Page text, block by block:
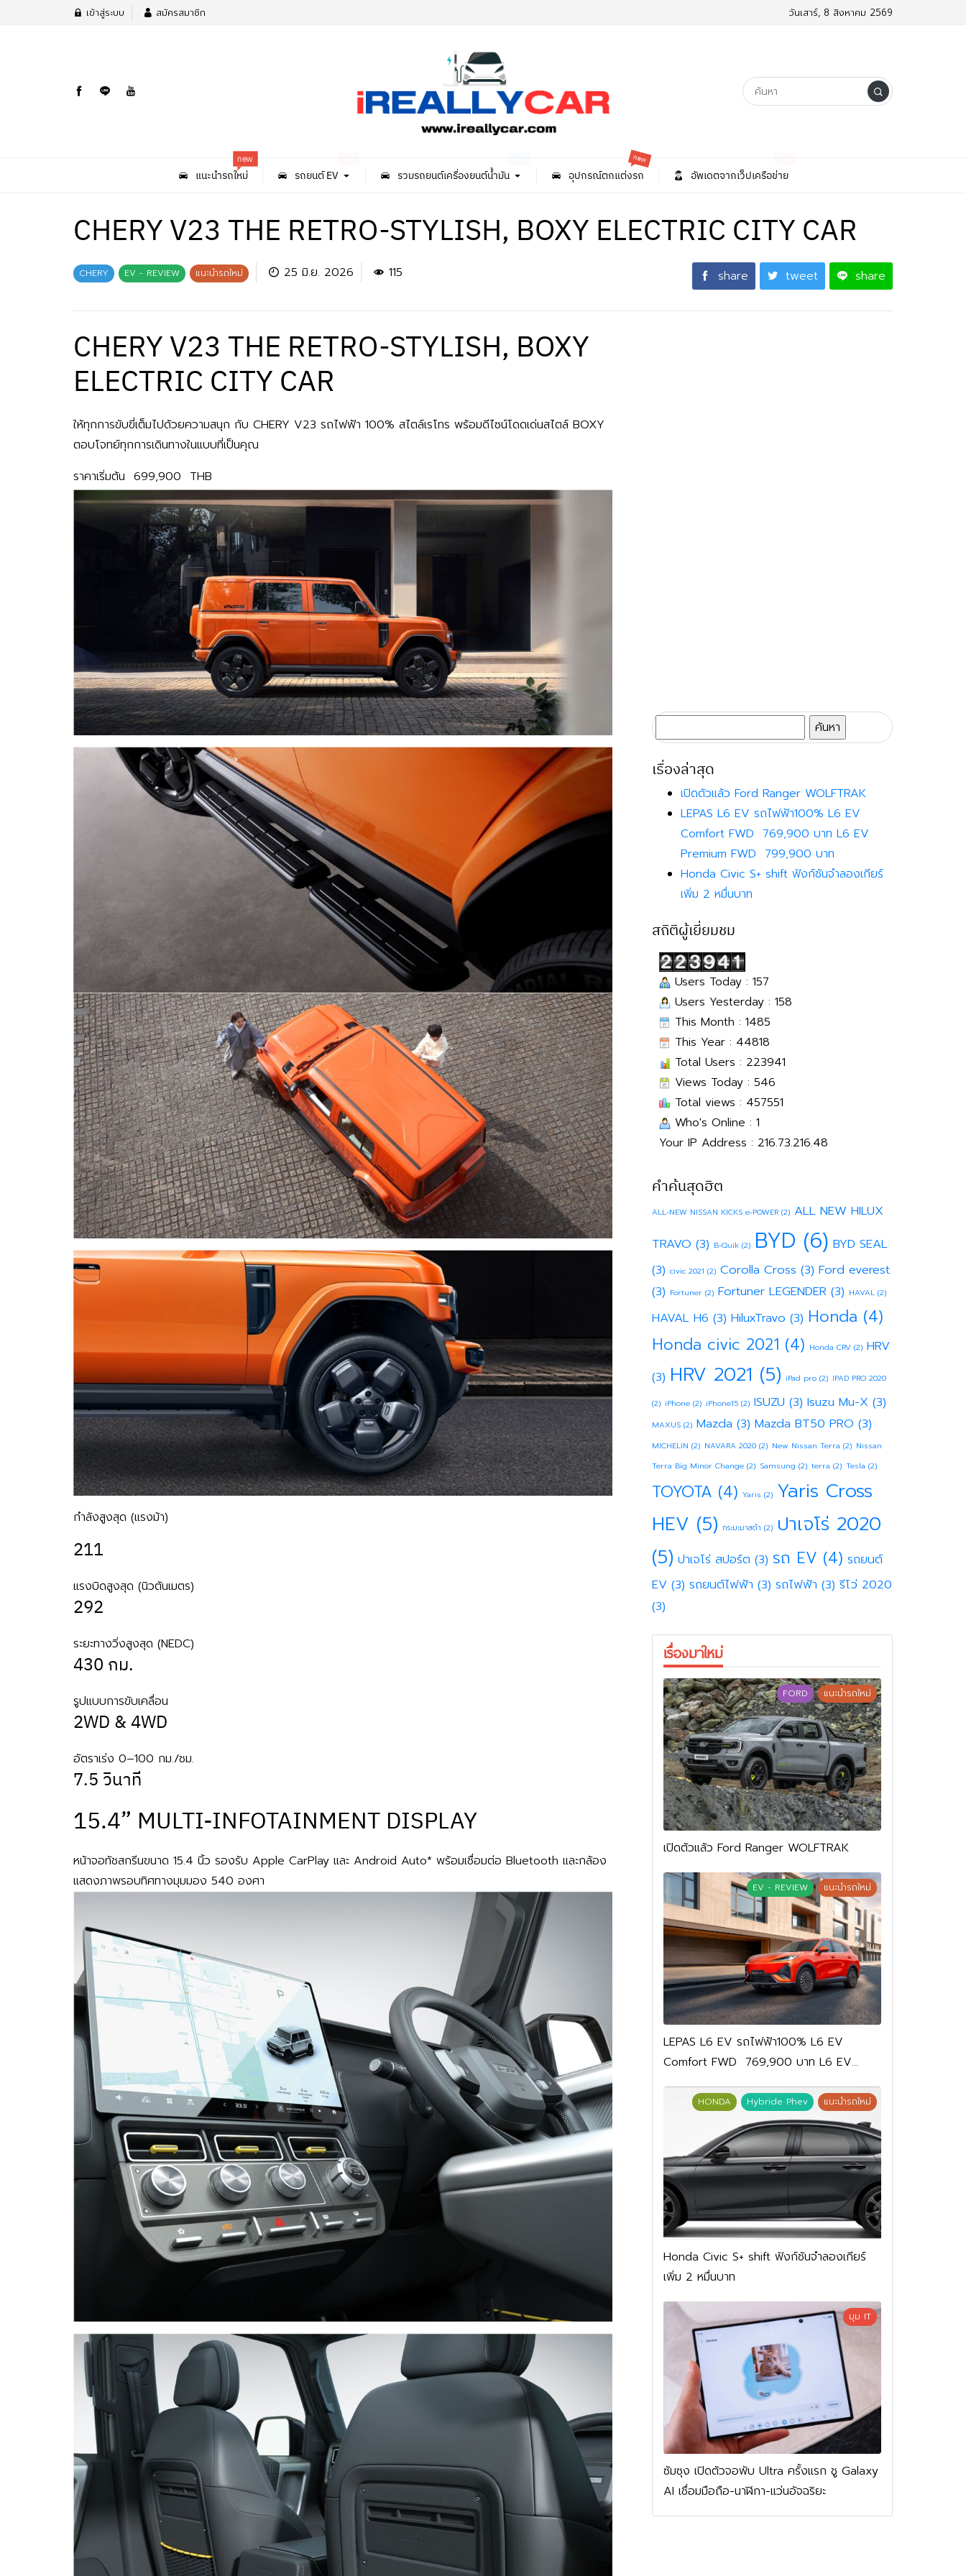
เข้าสู่ระบบ สมัครสมาชิก วันเสาร์, 8 สิงหาคม 2569
แนะนำรถใหม่
new
รถยนต์ EV รวมรถยนต์เครื่องยนต์น้ำมัน อุปกรณ์ตกแต่งรถ
new
อัพเดตจากเว็ปเครือข่าย
CHERY V23 THE RETRO-STYLISH, BOXY ELECTRIC CITY CAR
CHERY EV - REVIEW แนะนำรถใหม่ 25 มิ.ย. 2026 115 share tweet share
CHERY V23 THE RETRO-STYLISH, BOXY
ELECTRIC CITY CAR
ให้ทุกการขับขี่เต็มไปด้วยความสนุก กับ CHERY V23 รถไฟฟ้า 100% สไตล์เรโทร พร้อมดีไซน์โดดเด่นสไตล์ BOXY
ตอบโจทย์ทุกการเดินทางในแบบที่เป็นคุณ
ราคาเริ่มต้น 699,900 THB
กำลังสูงสุด (แรงม้า)
211
แรงบิดสูงสุด (นิวตันเมตร)
292
ระยะทางวิ่งสูงสุด (NEDC)
430 กม.
รูปแบบการขับเคลื่อน​
2WD & 4WD
อัตราเร่ง 0–100 กม./ชม.
7.5 วินาที
15.4” MULTI-INFOTAINMENT DISPLAY
หน้าจอทัชสกรีนขนาด 15.4 นิ้ว รองรับ Apple CarPlay และ Android Auto* พร้อมเชื่อมต่อ Bluetooth และกล้อง
แสดงภาพรอบทิศทางมุมมอง 540 องศา​
สำหรับ:
เรื่องล่าสุด
เปิดตัวแล้ว Ford Ranger WOLFTRAK
LEPAS L6 EV รถไฟฟ้า100% L6 EV
Comfort FWD 769,900 บาท L6 EV
Premium FWD 799,900 บาท
Honda Civic S+ shift ฟังก์ชันจำลองเกียร์
เพิ่ม 2 หมื่นบาท
สถิติผู้เยี่ยมชม
Users Today : 157
Users Yesterday : 158
This Month : 1485
This Year : 44818
Total Users : 223941
Views Today : 546
Total views : 457551
Who's Online : 1
Your IP Address : 216.73.216.48
คำค้นสุดฮิต
ALL-NEW NISSAN KICKS e-POWER (2) ALL NEW HILUX
TRAVO (3) B-Quik (2) BYD (6) BYD SEAL
(3) civic 2021 (2) Corolla Cross (3) Ford everest
(3) Fortuner (2) Fortuner LEGENDER (3) HAVAL (2)
HAVAL H6 (3) HiluxTravo (3) Honda (4)
Honda civic 2021 (4) Honda CRV (2) HRV
(3) HRV 2021 (5) iPad pro (2) IPAD PRO 2020
(2) iPhone (2) iPhone15 (2) ISUZU (3) Isuzu Mu-X (3)
MAXUS (2) Mazda (3) Mazda BT50 PRO (3)
MICHELIN (2) NAVARA 2020 (2) New Nissan Terra (2) Nissan
Terra Big Minor Change (2) Samsung (2) terra (2) Tesla (2)
TOYOTA (4) Yaris (2) Yaris Cross
HEV (5) กระบะมาสด้า (2) ปาเจโร่ 2020
(5) ปาเจโร่ สปอร์ต (3) รถ EV (4) รถยนต์
EV (3) รถยนต์ไฟฟ้า (3) รถไฟฟ้า (3) รีโว่ 2020
(3)
เรื่องมาใหม่
FORD แนะนำรถใหม่
เปิดตัวแล้ว Ford Ranger WOLFTRAK
EV - REVIEW แนะนำรถใหม่
LEPAS L6 EV รถไฟฟ้า100% L6 EV
Comfort FWD 769,900 บาท L6 EV
Premium FWD 799,900 บาท
HONDA Hybride Phev แนะนำรถใหม่
Honda Civic S+ shift ฟังก์ชันจำลองเกียร์
เพิ่ม 2 หมื่นบาท
มุม IT
ซัมซุง เปิดตัวจอพับ Ultra ครั้งแรก ชู Galaxy
AI เชื่อมมือถือ-นาฬิกา-แว่นอัจฉริยะ